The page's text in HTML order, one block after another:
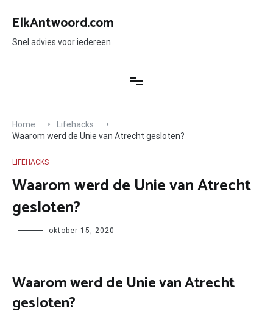
naar
inhoud
ElkAntwoord.com
Snel advies voor iedereen
Home
Lifehacks
Waarom werd de Unie van Atrecht gesloten?
LIFEHACKS
Waarom werd de Unie van Atrecht
gesloten?
Author oktober 15, 2020
Waarom werd de Unie van Atrecht
gesloten?